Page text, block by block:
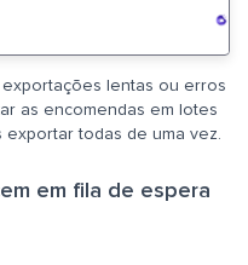
lentas ou erros
as encomendas em lotes
todas de uma vez.
em fila de espera